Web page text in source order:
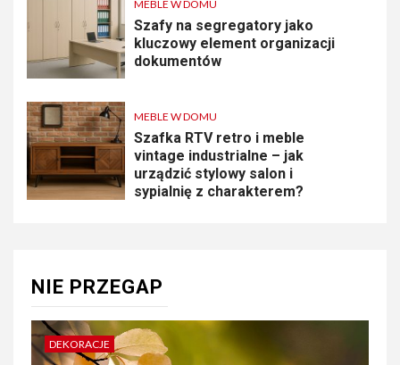
MEBLE W DOMU
Szafy na segregatory jako
kluczowy element organizacji
dokumentów
MEBLE W DOMU
Szafka RTV retro i meble
vintage industrialne – jak
urządzić stylowy salon i
sypialnię z charakterem?
NIE PRZEGAP
DEKORACJE